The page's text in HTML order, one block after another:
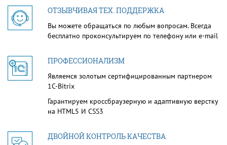
ОТЗЫВЧИВАЯ ТЕХ. ПОДДЕРЖКА
Вы можете обращаться по любым вопросам. Всегда
бесплатно проконсультируем по телефону или e-mail
ПРОФЕССИОНАЛИЗМ
Являемся золотым сертифицированным партнером
1С-Bitrix
Гарантируем кроссбраузерную и адаптивную верстку
на HTML5 И CSS3
ДВОЙНОЙ КОНТРОЛЬ КАЧЕСТВА